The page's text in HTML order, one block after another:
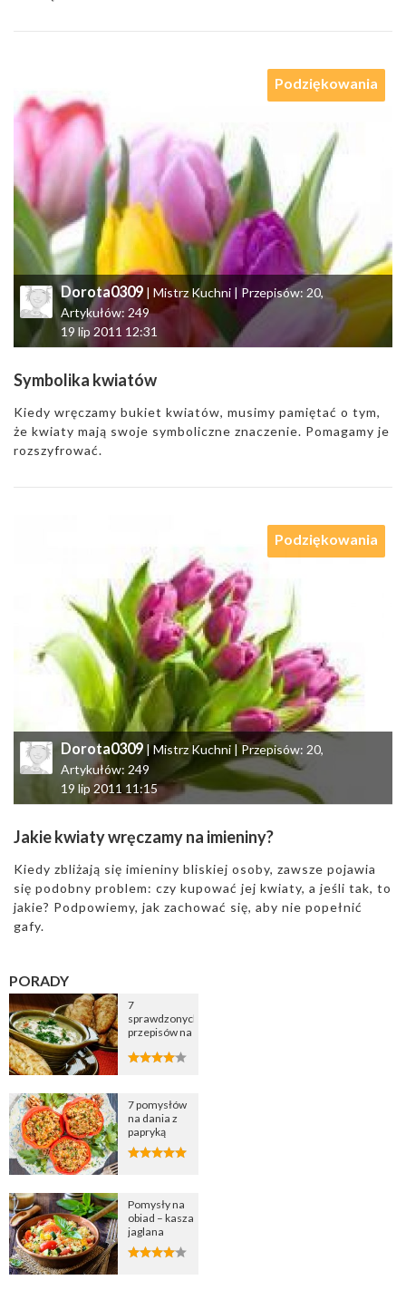
Dorota0309 | Mistrz Kuchni | Przepisów: 20,
Artykułów: 249
19 lip 2011 12:31
Podziękowania
Symbolika kwiatów
Kiedy wręczamy bukiet kwiatów, musimy pamiętać o tym,
że kwiaty mają swoje symboliczne znaczenie. Pomagamy je
rozszyfrować.
Dorota0309| Mistrz Kuchni | Przepisów: 20,
Artykułów: 249
19 lip 2011 11:15
Podziękowania
Jakie kwiaty wręczamy na imieniny?
Kiedy zbliżają się imieniny bliskiej osoby, zawsze pojawia
się podobny problem: czy kupować jej kwiaty, a jeśli tak, to
jakie? Podpowiemy, jak zachować się, aby nie popełnić
gafy.
PORADY
7
sprawdzonych
przepisów na
cebulową
7 pomysłów
na dania z
papryką
Pomysły na
obiad – kasza
jaglana